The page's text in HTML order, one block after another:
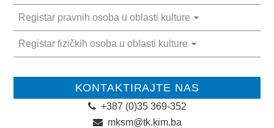
Registar pravnih osoba u oblasti kulture
Registar fizičkih osoba u oblasti kulture
KONTAKTIRAJTE NAS
+387 (0)35 369-352
mksm@tk.kim.ba
MLADI
KONTAKT